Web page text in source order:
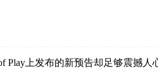
上发布的新预告却足够震撼